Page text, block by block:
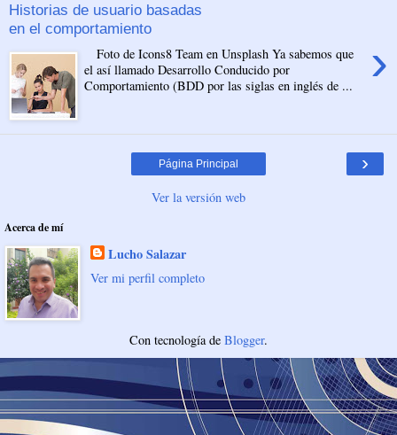
Historias de usuario basadas
en el comportamiento
›
Foto de Icons8 Team en Unsplash Ya sabemos que
el así llamado Desarrollo Conducido por
Comportamiento (BDD por las siglas en inglés de ...
›
Página Principal
Ver la versión web
Acerca de mí
Lucho Salazar
Ver mi perfil completo
Con tecnología de Blogger.